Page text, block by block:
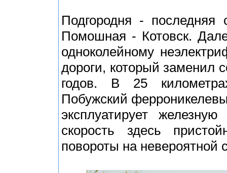
Подгородня - последняя
Помошная - Котовск.
одноколейному
дороги, который заменил
годов. В 25
Побужский
эксплуатирует
скорость здесь
повороты на невероятной